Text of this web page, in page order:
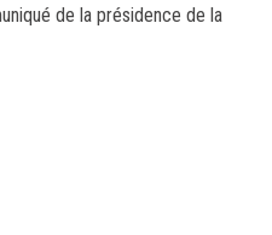
de la présidence de la